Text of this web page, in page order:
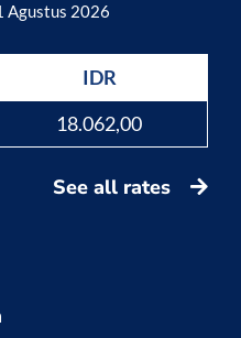
Agustus 2026
IDR
18.062,00
See all rates